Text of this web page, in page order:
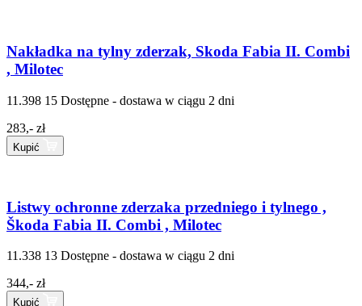
Nakładka na tylny zderzak, Skoda Fabia II. Combi
, Milotec
11.398 15 Dostępne - dostawa w ciągu 2 dni
283,- zł
Kupić
Listwy ochronne zderzaka przedniego i tylnego ,
Škoda Fabia II. Combi , Milotec
11.338 13 Dostępne - dostawa w ciągu 2 dni
344,- zł
Kupić